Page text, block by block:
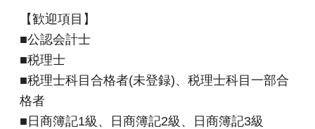
【歓迎項目】
■公認会計士
■税理士
■税理士科目合格者(未登録)、税理士科目一部合
格者
■日商簿記1級、日商簿記2級、日商簿記3級